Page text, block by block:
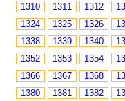
1310
1311 1312
1324
1325 1326
1338
1339 1340
1352
1353 1354
1366
1367 1368
1380
1381 1382